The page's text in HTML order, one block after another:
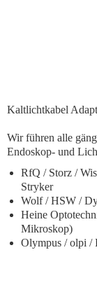
Kaltlichtkabel
Wir führen alle
Endoskop- und
RfQ / Storz /
Stryker
Wolf / HSW /
Heine
Mikroskop)
Olympus / olpi /